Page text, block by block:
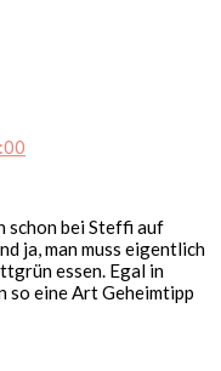
schon bei Steffi auf
ja, man muss eigentlich
essen. Egal in
so eine Art Geheimtipp